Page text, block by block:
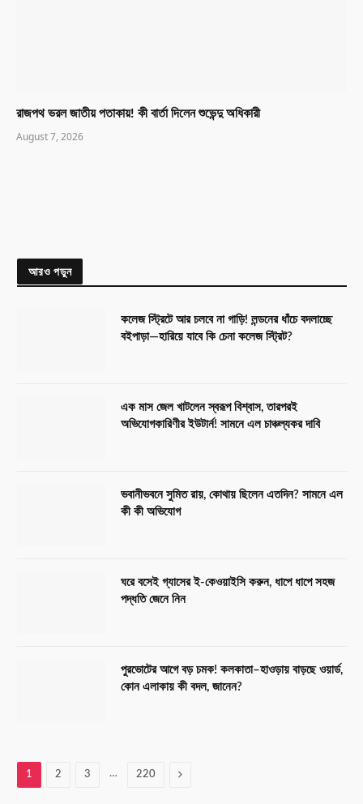
রাজপথ ভরল জাতীয় পতাকায়! কী বার্তা দিলেন শুভেন্দু অধিকারী
August 7, 2026
আরও পড়ুন
কলেজ স্ট্রিটে আর চলবে না গাড়ি! লন্ডনের ধাঁচে বদলাচ্ছে
বইপাড়া—হারিয়ে যাবে কি চেনা কলেজ স্ট্রিট?
এক মাস জেল খাটলেন স্বরূপ বিশ্বাস, তারপরই
অভিযোগকারিণীর ইউটার্ন! সামনে এল চাঞ্চল্যকর দাবি
ভবানীভবনে সুমিত রায়, কোথায় ছিলেন এতদিন? সামনে এল
কী কী অভিযোগ
ঘরে বসেই গ্যাসের ই-কেওয়াইসি করুন, ধাপে ধাপে সহজ
পদ্ধতি জেনে নিন
পুরভোটের আগে বড় চমক! কলকাতা–হাওড়ায় বাড়ছে ওয়ার্ড,
কোন এলাকায় কী বদল, জানেন?
1 2 3 … 220 Next